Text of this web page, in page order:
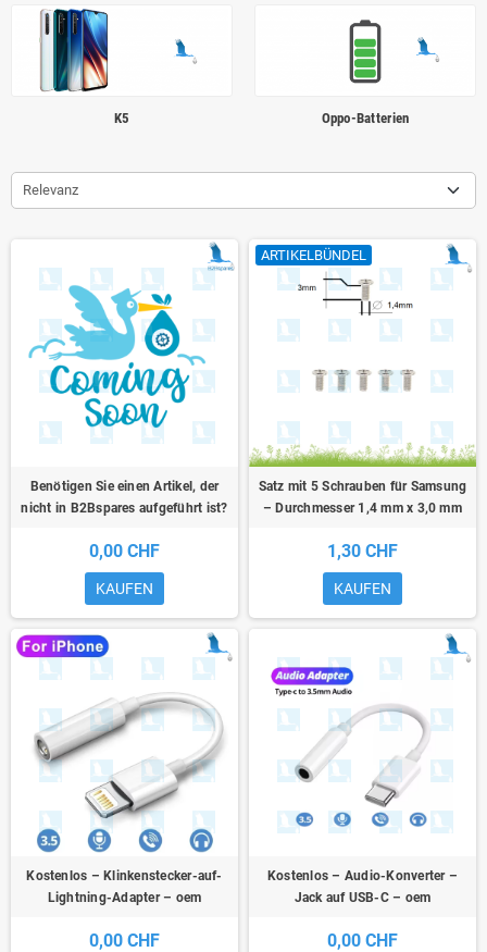
K5 Oppo-Batterien
Relevanz
Benötigen Sie einen Artikel, der
nicht in B2Bspares aufgeführt ist?
0,00 CHF
KAUFEN
ARTIKELBÜNDEL
Satz mit 5 Schrauben für Samsung
– Durchmesser 1,4 mm x 3,0 mm
1,30 CHF
KAUFEN
Kostenlos – Klinkenstecker-auf-
Lightning-Adapter – oem
0,00 CHF
Kostenlos – Audio-Konverter –
Jack auf USB-C – oem
0,00 CHF